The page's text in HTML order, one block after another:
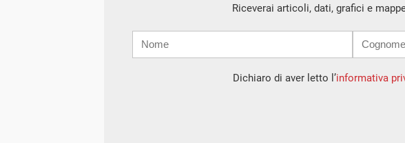
Riceverai articoli, dati, grafici e
mail
Dichiaro di aver letto l’informativa